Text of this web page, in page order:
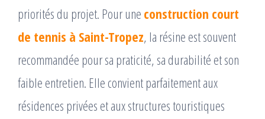
priorités du projet. Pour une construction court
de tennis à Saint-Tropez, la résine est souvent
recommandée pour sa praticité, sa durabilité et son
faible entretien. Elle convient parfaitement aux
résidences privées et aux structures touristiques